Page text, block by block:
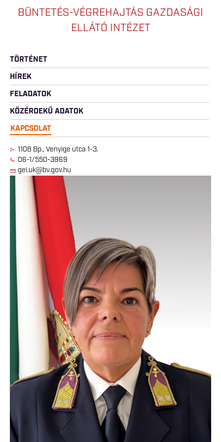
BÜNTETÉS-VÉGREHAJTÁS GAZDASÁGI
ELLÁTÓ INTÉZET
TÖRTÉNET
HÍREK
FELADATOK
KÖZÉRDEKŰ ADATOK
KAPCSOLAT
1108 Bp., Venyige utca 1-3.
06-1/550-3969
gei.uk@bv.gov.hu